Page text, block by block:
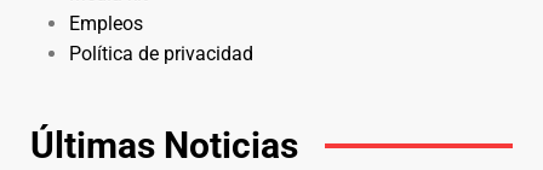
Empleos
Política de privacidad
Últimas Noticias